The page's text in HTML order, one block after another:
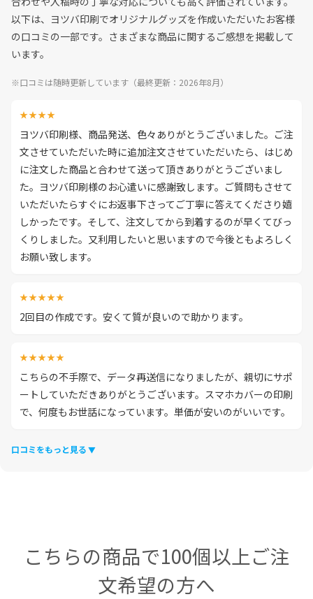
以下は、ヨツバ印刷でオリジナルグッズを作成いただいたお客様
の口コミの一部です。さまざまな商品に関するご感想を掲載して
います。
※口コミは随時更新しています（最終更新：2026年8月）
★★★★
ヨツバ印刷様、商品発送、色々ありがとうございました。ご注
文させていただいた時に追加注文させていただいたら、はじめ
に注文した商品と合わせて送って頂きありがとうございまし
た。ヨツバ印刷様のお心遣いに感謝致します。ご質問もさせて
いただいたらすぐにお返事下さってご丁寧に答えてくださり嬉
しかったです。そして、注文してから到着するのが早くてびっ
くりしました。又利用したいと思いますので今後ともよろしく
お願い致します。
★★★★★
2回目の作成です。安くて質が良いので助かります。
★★★★★
こちらの不手際で、データ再送信になりましたが、親切にサポ
ートしていただきありがとうございます。スマホカバーの印刷
で、何度もお世話になっています。単価が安いのがいいです。
口コミをもっと見る
こちらの商品で100個以上ご注
文希望の方へ